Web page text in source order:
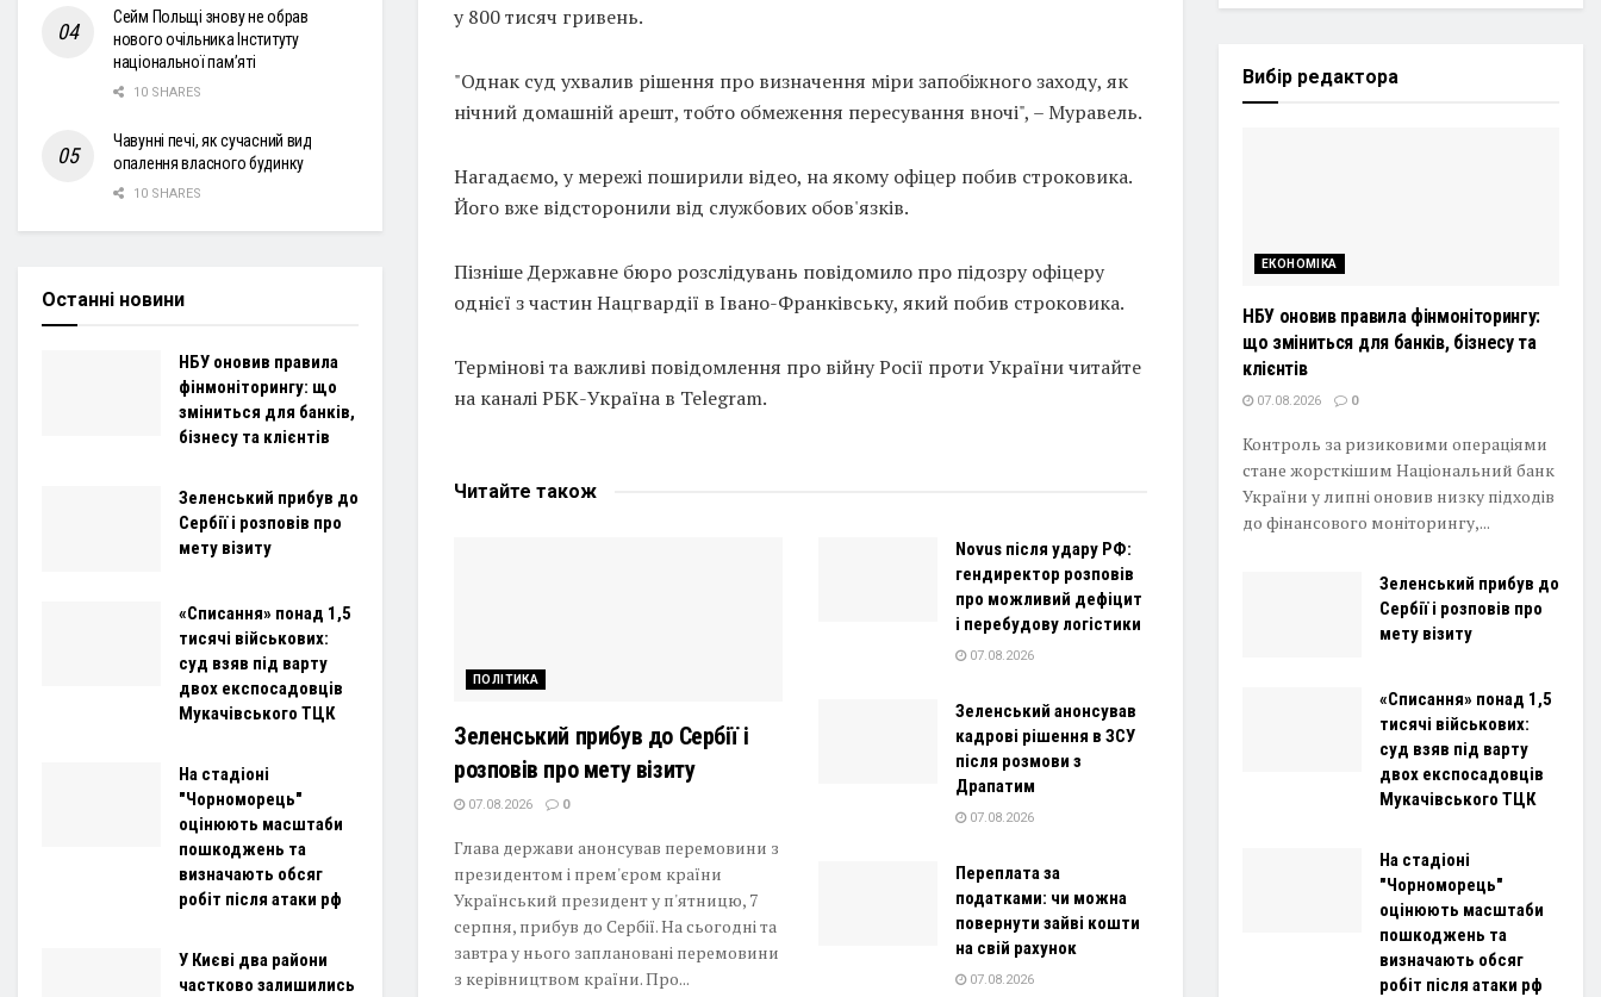
у 800 тисяч гривень.
"Однак суд ухвалив рішення про визначення міри запобіжного заходу, як
нічний домашній арешт, тобто обмеження пересування вночі", – Муравель.
Нагадаємо, у мережі поширили відео, на якому офіцер побив строковика.
Його вже відсторонили від службових обов'язків.
Пізніше Державне бюро розслідувань повідомило про підозру офіцеру
однієї з частин Нацгвардії в Івано-Франківську, який побив строковика.
Термінові та важливі повідомлення про війну Росії проти України читайте
на каналі РБК-Україна в Telegram.
Читайте також
ПОЛІТИКА
Зеленський прибув до Сербії і
розповів про мету візиту
07.08.2026 0
Глава держави анонсував перемовини з
президентом і прем'єром країни
Український президент у п'ятницю, 7
серпня, прибув до Сербії. На сьогодні та
завтра у нього заплановані перемовини
з керівництвом країни. Про...
Novus після удару РФ:
гендиректор розповів
про можливий дефіцит
і перебудову логістики
07.08.2026
Зеленський анонсував
кадрові рішення в ЗСУ
після розмови з
Драпатим
07.08.2026
Переплата за
податками: чи можна
повернути зайві кошти
на свій рахунок
07.08.2026
Сейм Польщі знову не обрав
нового очільника Інституту
національної пам’яті
10 SHARES
Чавунні печі, як сучасний вид
опалення власного будинку
10 SHARES
Останні новини
НБУ оновив правила
фінмоніторингу: що
зміниться для банків,
бізнесу та клієнтів
Зеленський прибув до
Сербії і розповів про
мету візиту
«Списання» понад 1,5
тисячі військових:
суд взяв під варту
двох експосадовців
Мукачівського ТЦК
На стадіоні
"Чорноморець"
оцінюють масштаби
пошкоджень та
визначають обсяг
робіт після атаки рф
У Києві два райони
частково залишились
Вибір редактора
ЕКОНОМІКА
НБУ оновив правила фінмоніторингу:
що зміниться для банків, бізнесу та
клієнтів
07.08.2026 0
Контроль за ризиковими операціями
стане жорсткішим Національний банк
України у липні оновив низку підходів
до фінансового моніторингу,...
Зеленський прибув до
Сербії і розповів про
мету візиту
«Списання» понад 1,5
тисячі військових:
суд взяв під варту
двох експосадовців
Мукачівського ТЦК
На стадіоні
"Чорноморець"
оцінюють масштаби
пошкоджень та
визначають обсяг
робіт після атаки рф